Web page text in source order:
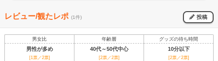
レビュー/観たレポ (1件) 投稿
男女比 年齢層 グッズの待ち時間
男性が多め 40代～50代中心 10分以下
[1票／2票] [2票／2票] [2票／2票]